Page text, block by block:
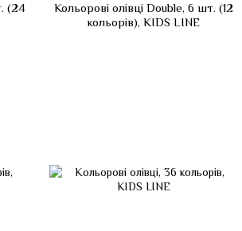
(24
Кольорові олівці Double, 6 шт. (12
кольорів), KIDS LINE